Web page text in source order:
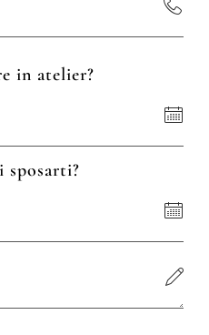
in atelier?
sposarti?